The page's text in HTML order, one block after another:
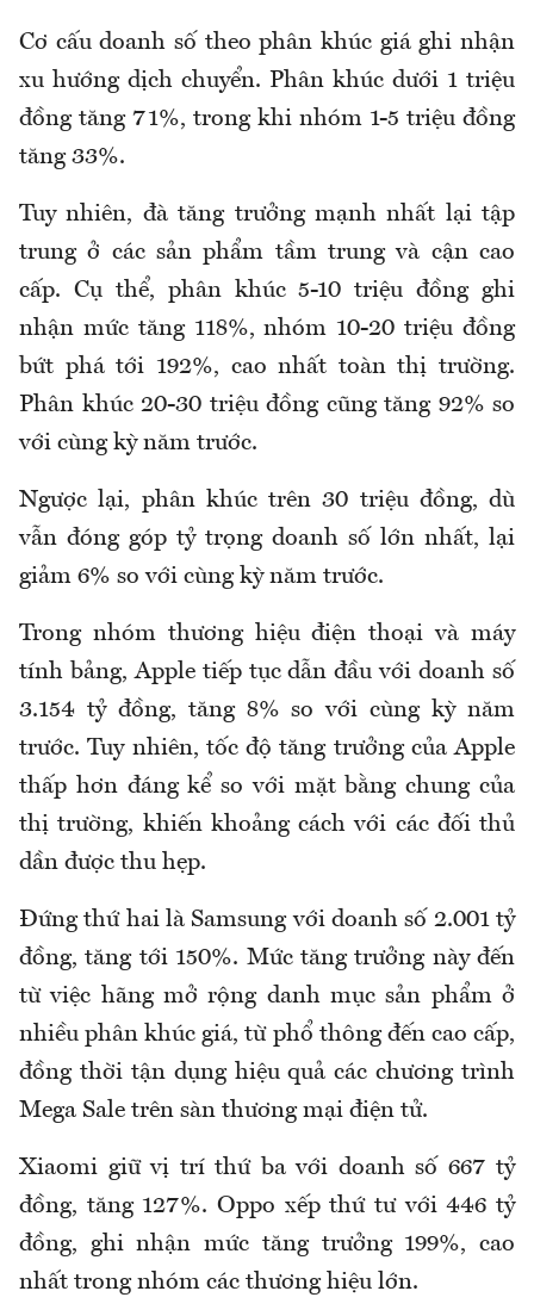
Cơ cấu doanh số theo phân khúc giá ghi nhận
xu hướng dịch chuyển. Phân khúc dưới 1 triệu
đồng tăng 71%, trong khi nhóm 1-5 triệu đồng
tăng 33%.
Tuy nhiên, đà tăng trưởng mạnh nhất lại tập
trung ở các sản phẩm tầm trung và cận cao
cấp. Cụ thể, phân khúc 5-10 triệu đồng ghi
nhận mức tăng 118%, nhóm 10-20 triệu đồng
bứt phá tới 192%, cao nhất toàn thị trường.
Phân khúc 20-30 triệu đồng cũng tăng 92% so
với cùng kỳ năm trước.
Ngược lại, phân khúc trên 30 triệu đồng, dù
vẫn đóng góp tỷ trọng doanh số lớn nhất, lại
giảm 6% so với cùng kỳ năm trước.
Trong nhóm thương hiệu điện thoại và máy
tính bảng, Apple tiếp tục dẫn đầu với doanh số
3.154 tỷ đồng, tăng 8% so với cùng kỳ năm
trước. Tuy nhiên, tốc độ tăng trưởng của Apple
thấp hơn đáng kể so với mặt bằng chung của
thị trường, khiến khoảng cách với các đối thủ
dần được thu hẹp.
Đứng thứ hai là Samsung với doanh số 2.001 tỷ
đồng, tăng tới 150%. Mức tăng trưởng này đến
từ việc hãng mở rộng danh mục sản phẩm ở
nhiều phân khúc giá, từ phổ thông đến cao cấp,
đồng thời tận dụng hiệu quả các chương trình
Mega Sale trên sàn thương mại điện tử.
Xiaomi giữ vị trí thứ ba với doanh số 667 tỷ
đồng, tăng 127%. Oppo xếp thứ tư với 446 tỷ
đồng, ghi nhận mức tăng trưởng 199%, cao
nhất trong nhóm các thương hiệu lớn.